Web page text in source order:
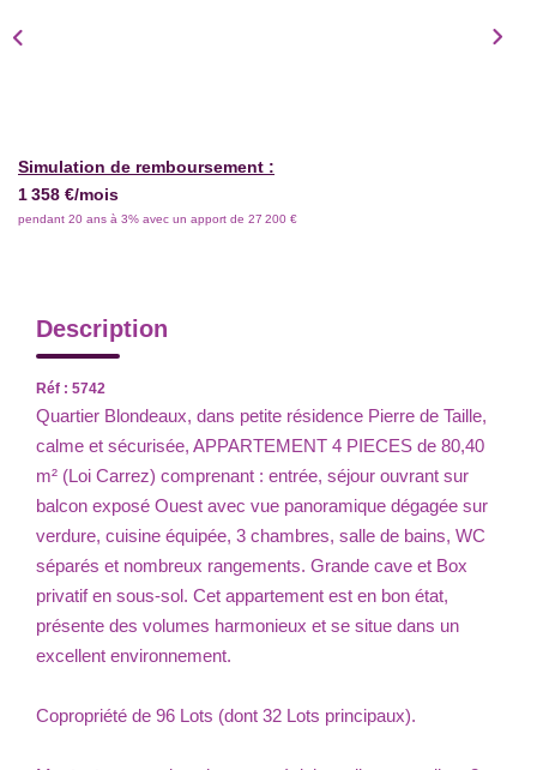
Simulation de remboursement :
1 358 €/mois
pendant 20 ans à 3% avec un apport de 27 200 €
Description
Réf : 5742
Quartier Blondeaux, dans petite résidence Pierre de Taille,
calme et sécurisée, APPARTEMENT 4 PIECES de 80,40
m² (Loi Carrez) comprenant : entrée, séjour ouvrant sur
balcon exposé Ouest avec vue panoramique dégagée sur
verdure, cuisine équipée, 3 chambres, salle de bains, WC
séparés et nombreux rangements. Grande cave et Box
privatif en sous-sol. Cet appartement est en bon état,
présente des volumes harmonieux et se situe dans un
excellent environnement.
Copropriété de 96 Lots (dont 32 Lots principaux).